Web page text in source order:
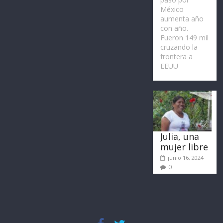
México
aumenta año
con año.
Fueron 149 mil
cruzando la
frontera a
EEUU
Julia, una
mujer libre
junio 16, 2024
0